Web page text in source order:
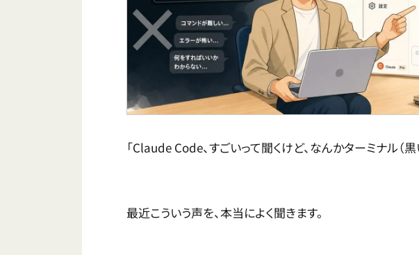
「Claude Code、すごいって聞くけど、なんかターミナル（
最近こういう声を、本当によく聞きます。